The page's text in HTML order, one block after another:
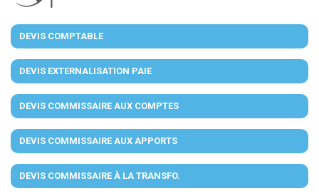
DEVIS COMPTABLE
DEVIS EXTERNALISATION PAIE
DEVIS COMMISSAIRE AUX COMPTES
DEVIS COMMISSAIRE AUX APPORTS
DEVIS COMMISSAIRE À LA TRANSFO.